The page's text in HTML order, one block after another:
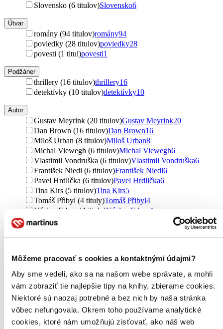
Môžeme pracovať s cookies a kontaktnými údajmi?
Aby sme vedeli, ako sa na našom webe správate, a mohli
vám zobraziť tie najlepšie tipy na knihy, zbierame cookies.
Niektoré sú naozaj potrebné a bez nich by naša stránka
vôbec nefungovala. Okrem toho používame analytické
cookies, ktoré nám umožňujú zisťovať, ako náš web
Slovensko (6 titulov)Slovensko6
Útvar
romány (94 titulov)romány94
poviedky (28 titulov)poviedky28
povesti (1 titul)povesti1
Podžáner
thrillery (16 titulov)thrillery16
detektívky (10 titulov)detektívky10
Autor
Gustav Meyrink (20 titulov)Gustav Meyrink20
Dan Brown (16 titulov)Dan Brown16
Miloš Urban (8 titulov)Miloš Urban8
Michal Viewegh (6 titulov)Michal Viewegh6
Vlastimil Vondruška (6 titulov)Vlastimil Vondruška6
František Niedl (6 titulov)František Niedl6
Pavel Hrdlička (6 titulov)Pavel Hrdlička6
Tina Kirs (5 titulov)Tina Kirs5
Tomáš Přibyl (4 tituly)Tomáš Přibyl4
Václav Erben (4 tituly)Václav Erben
4
Mark Maria Kraft (4 tituly)
Mark Maria Kraft4
Vladimír Šlechta (3 tituly)Vladimír Šlechta3
Pavel Mandys (3 tituly)Pavel Mandys3
Zuzana Koubková (2 tituly)
Zuzana Koubková
David Urban (2 tituly)
I. M. Jedlička (2 tituly)I. M. Jedlička 2
Hana Zlínská (2 tituly)Hana Zlínská 2
Vladimír Zlý (2 tituly)Vladimír Zlý2
Zlý Urban (2 tituly)Zlý Urban2